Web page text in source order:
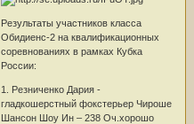
Результаты участников класса
Обидиенс-2 на квалификационных
соревнованиях в рамках Кубка
России:
1. Резниченко Дария -
гладкошерстный фокстерьер Чироше
Шансон Шоу Ин – 238 Оч.хорошо